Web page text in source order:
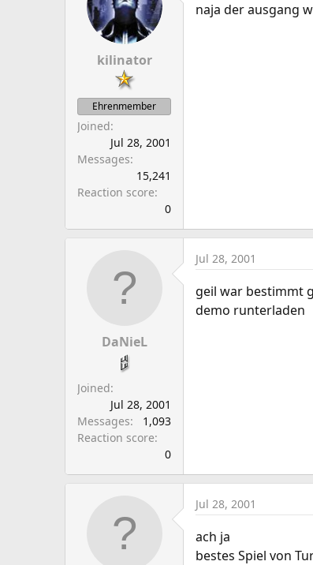
kilinator
Ehrenmember
Joined
Jul 28, 2001
Messages
15,241
Reaction score
0
naja der ausgang
DaNieL
Joined
Jul 28, 2001
Messages
1,093
Reaction score
0
Jul 28, 2001
geil war bestimmt
demo runterladen
Jul 28, 2001
ach ja
bestes Spiel von